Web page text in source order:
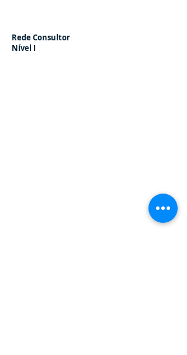
Rede Consultor
Nível I